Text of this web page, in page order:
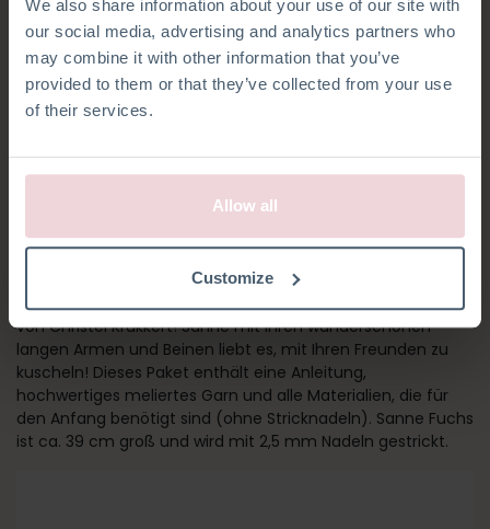
We also share information about your use of our site with
our social media, advertising and analytics partners who
may combine it with other information that you’ve
provided to them or that they’ve collected from your use
of their services.
Allow all
Customize
SANNE FUCHS
Dieser fröhliche Fuchs ist Teil der neuesten Tierkollektion
von Christel Krukkert! Sanne mit Ihren wunderschönen
langen Armen und Beinen liebt es, mit Ihren Freunden zu
kuscheln! Dieses Paket enthält eine Anleitung,
hochwertiges meliertes Garn und alle Materialien, die für
den Anfang benötigt sind (ohne Stricknadeln). Sanne Fuchs
ist ca. 39 cm groß und wird mit 2,5 mm Nadeln gestrickt.